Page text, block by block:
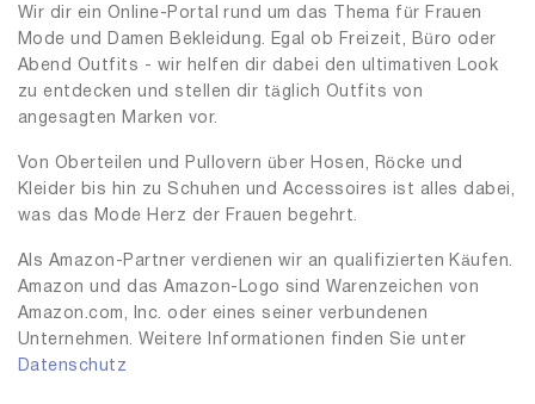
Wir dir ein Online-Portal rund um das Thema für Frauen
Mode und Damen Bekleidung. Egal ob Freizeit, Büro oder
Abend Outfits - wir helfen dir dabei den ultimativen Look
zu entdecken und stellen dir täglich Outfits von
angesagten Marken vor.
Von Oberteilen und Pullovern über Hosen, Röcke und
Kleider bis hin zu Schuhen und Accessoires ist alles dabei,
was das Mode Herz der Frauen begehrt.
Als Amazon-Partner verdienen wir an qualifizierten Käufen.
Amazon und das Amazon-Logo sind Warenzeichen von
Amazon.com, Inc. oder eines seiner verbundenen
Unternehmen. Weitere Informationen finden Sie unter
Datenschutz